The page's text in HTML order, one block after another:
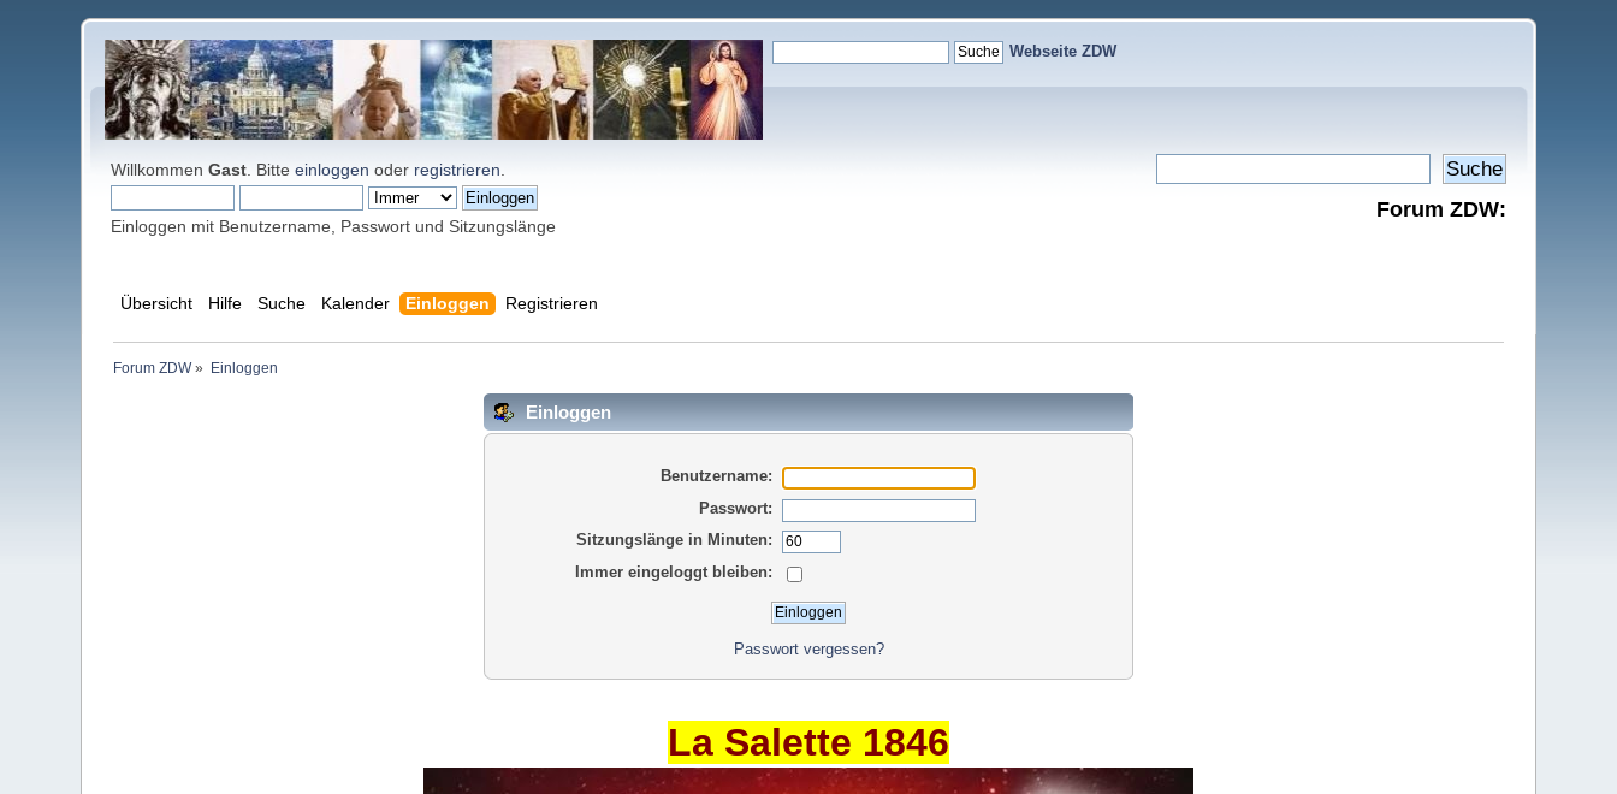
Webseite ZDW
WillkommenGast . Bitteeinloggen oder registrieren
Einloggen mit Benutzername, Passwort und Sitzungslänge
Forum ZDW:
Übersicht Hilfe Suche Kalender Einloggen Registrieren
Forum ZDW» Einloggen
Einloggen
Benutzername:
Passwort:
Sitzungslänge in Minuten:
Immer eingeloggt bleiben:
Passwort vergessen?
La Salette 1846